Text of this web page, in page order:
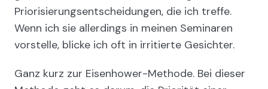
Priorisierungsentscheidungen, die ich treffe.
Wenn ich sie allerdings in meinen Seminaren
vorstelle, blicke ich oft in irritierte Gesichter.
Ganz kurz zur Eisenhower-Methode. Bei dieser